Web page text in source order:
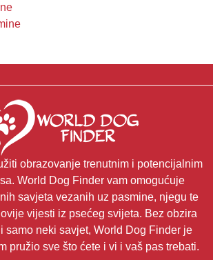
obrazovanje trenutnim i potencijalnim
World Dog Finder vam omogućuje
savjeta vezanih uz pasmine, njegu te
vijesti iz psećeg svijeta. Bez obzira
samo neki savjet, World Dog Finder je
pružio sve što ćete i vi i vaš pas trebati.